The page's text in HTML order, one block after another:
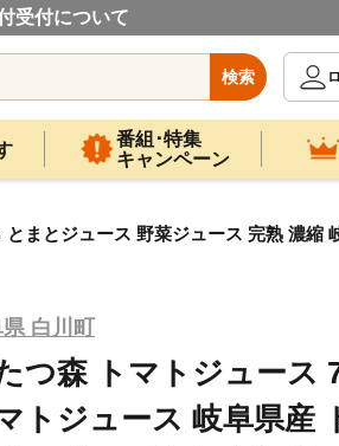
受付について
検索
番組･特集
キャンペーン
まとジュース 野菜ジュース 完熟 濃縮
白川町
つ森 トマトジュース
トジュース 岐阜県産